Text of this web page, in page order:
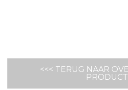
<<< TERUG NAAR